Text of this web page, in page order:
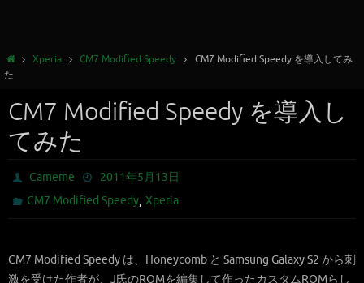
Xperia CM7 Modified Speedy
CM7 Modified Speedy を導入してみ
た
CM7 Modified Speedy を導入し
てみた
Cameme
2011年5月13日
CM7 Modified Speedy,Xperia
CM7 Modified Speedy は、Honeycomb と Samsung Galaxy S2 から刺
激を受けた作者が、J氏のROMを編集して作ったカスタムROMらし